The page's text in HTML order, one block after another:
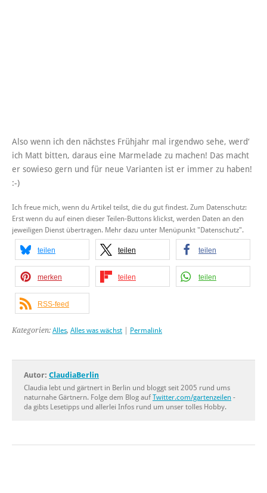
Also wenn ich den nächstes Frühjahr mal irgendwo sehe, werd‘
ich Matt bitten, daraus eine Marmelade zu machen! Das macht
er sowieso gern und für neue Varianten ist er immer zu haben!
:-)
Ich freue mich, wenn du Artikel teilst, die du gut findest. Zum Datenschutz:
Erst wenn du auf einen dieser Teilen-Buttons klickst, werden Daten an den
jeweiligen Dienst übertragen. Mehr dazu unter Menüpunkt "Datenschutz".
teilen teilen teilen
merken teilen teilen
RSS-feed
Kategorien: Alles, Alles was wächst Permalink
Autor: ClaudiaBerlin
Claudia lebt und gärtnert in Berlin und bloggt seit 2005 rund ums
naturnahe Gärtnern. Folge dem Blog aufTwitter.com/gartenzeilen -
da gibts Lesetipps und allerlei Infos rund um unser tolles Hobby.